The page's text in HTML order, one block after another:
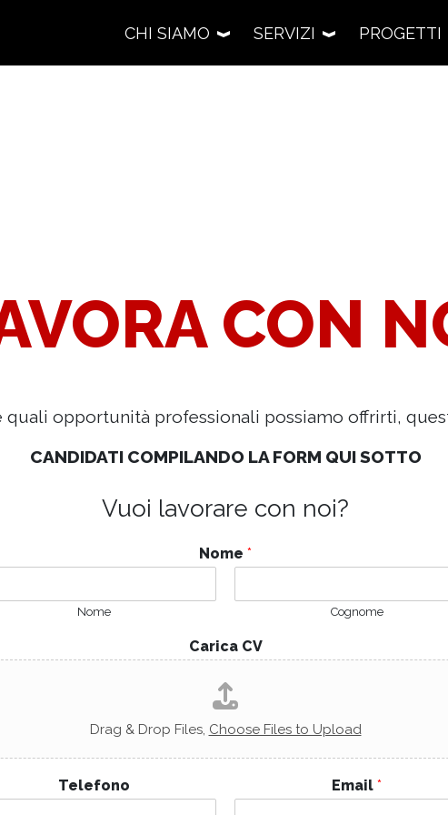
CHI SIAMO
OFFICINA
nostra squadra
SERVIZI
i limiti RESTAURI
Un’arte senza tempo
PROGETTI
La nostra selezione CON
quali opportunità professionali possiamo offrirti,
CANDIDATI COMPILANDO LA FORM QUI SOTTO
Vuoi lavorare con noi?
Nome *
Nome Cognome
Carica CV
Drag & Drop Files, Choose Files to Upload
Telefono Email *